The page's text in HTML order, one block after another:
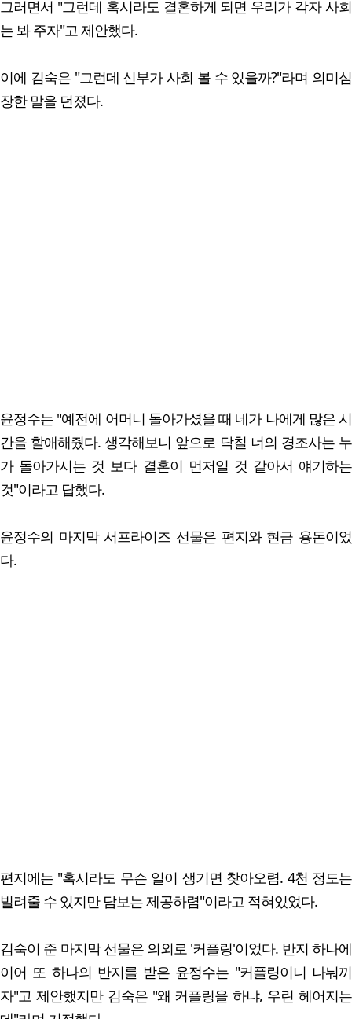
그러면서 "그런데 혹시라도 결혼하게 되면 우리가 각자 사회
는 봐 주자"고 제안했다.
이에 김숙은 "그런데 신부가 사회 볼 수 있을까?"라며 의미심
장한 말을 던졌다.
윤정수는 "예전에 어머니 돌아가셨을 때 네가 나에게 많은 시
간을 할애해줬다. 생각해보니 앞으로 닥칠 너의 경조사는 누
가 돌아가시는 것 보다 결혼이 먼저일 것 같아서 얘기하는
것"이라고 답했다.
윤정수의 마지막 서프라이즈 선물은 편지와 현금 용돈이었
다.
편지에는 "혹시라도 무슨 일이 생기면 찾아오렴. 4천 정도는
빌려줄 수 있지만 담보는 제공하렴"이라고 적혀있었다.
김숙이 준 마지막 선물은 의외로 '커플링'이었다. 반지 하나에
이어 또 하나의 반지를 받은 윤정수는 "커플링이니 나눠끼
자"고 제안했지만 김숙은 "왜 커플링을 하냐, 우린 헤어지는